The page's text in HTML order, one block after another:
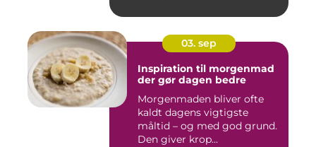
03. sep
Inspiration til morgenmad
der gør dagen bedre
Morgenmaden bliver ofte
kaldt dagens vigtigste
måltid – og med god grund.
Den giver krop...